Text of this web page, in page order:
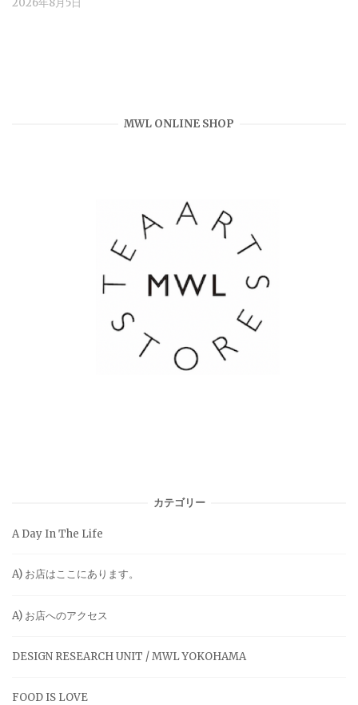
MWL ONLINE SHOP
カテゴリー
A Day In The Life
A) お店はここにあります。
A) お店へのアクセス
DESIGN RESEARCH UNIT / MWL YOKOHAMA
FOOD IS LOVE